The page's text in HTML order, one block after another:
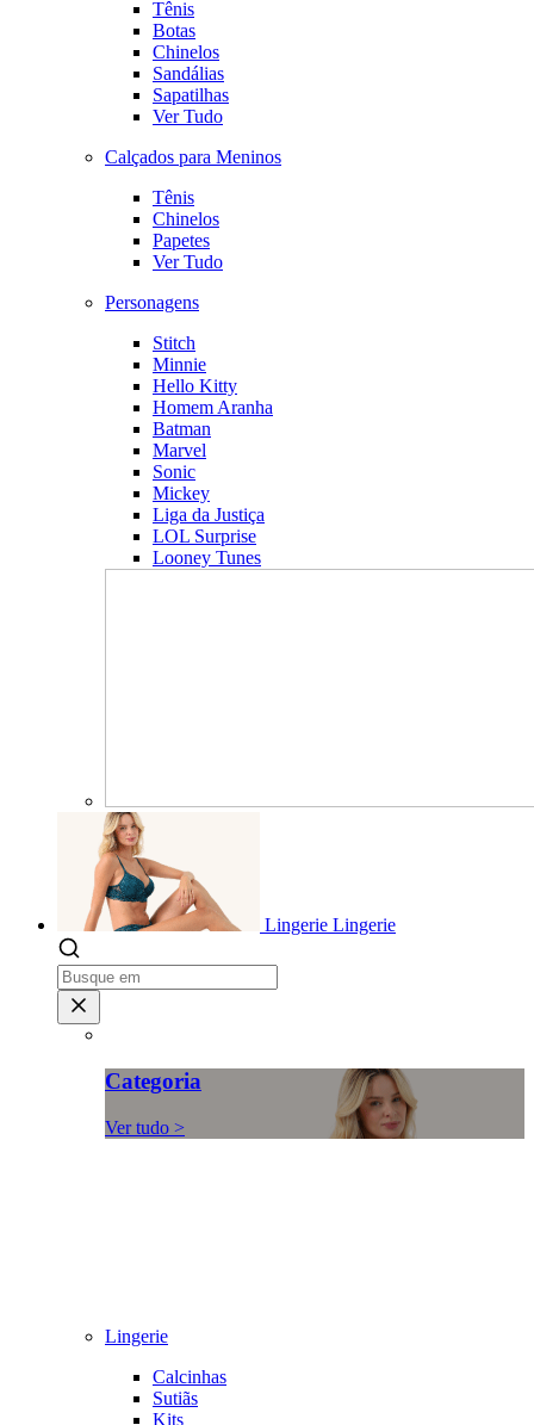
Tênis
Botas
Chinelos
Sandálias
Sapatilhas
Ver Tudo
Calçados para Meninos
Tênis
Chinelos
Papetes
Ver Tudo
Personagens
Stitch
Minnie
Hello Kitty
Homem Aranha
Batman
Marvel
Sonic
Mickey
Liga da Justiça
LOL Surprise
Looney Tunes
Lingerie Lingerie
Categoria
Ver tudo >
Lingerie
Calcinhas
Sutiãs
Kits